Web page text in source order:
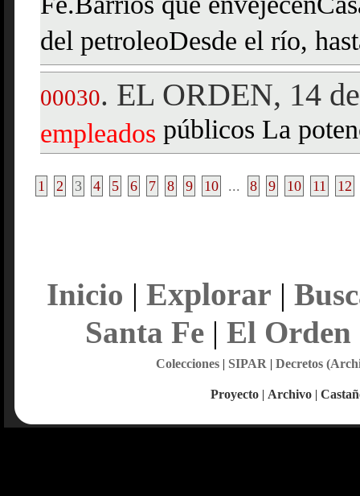
del petroleoDesde el río,
00030. EL ORDEN, 14
empleados públicos La
1 2 3 4 5 6 7 8 9 10 ... 8 9 10 11 12
Inicio | Explorar |
Santa Fe| El Orden
Colecciones| SIPAR | Decretos
Proyecto | Archivo |